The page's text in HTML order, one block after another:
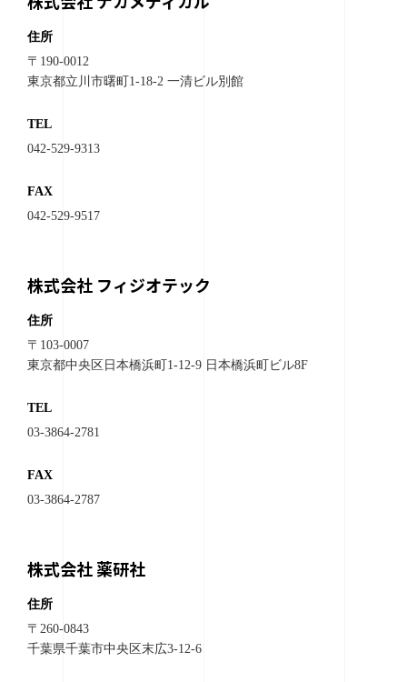
住所
〒190-0012
東京都立川市曙町1-18-2 一清ビル別館
TEL
042-529-9313
FAX
042-529-9517
株式会社 フィジオテック
住所
〒103-0007
東京都中央区日本橋浜町1-12-9 日本橋浜町ビル8F
TEL
03-3864-2781
FAX
03-3864-2787
株式会社 薬研社
住所
〒260-0843
千葉県千葉市中央区末広3-12-6